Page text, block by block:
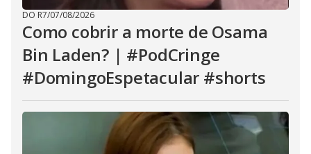
DO R7/07/08/2026
Como cobrir a morte de Osama
Bin Laden? | #PodCringe
#DomingoEspetacular #shorts